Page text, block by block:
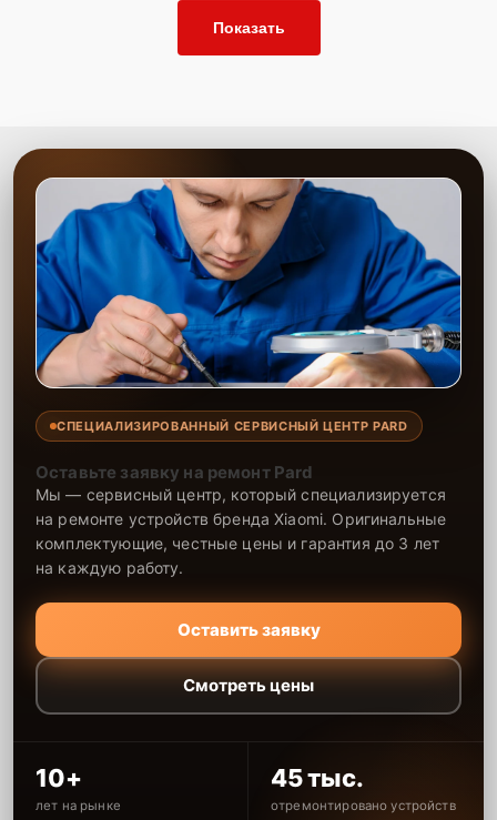
Показать
СПЕЦИАЛИЗИРОВАННЫЙ СЕРВИСНЫЙ ЦЕНТР PARD
Оставьте заявку на ремонт Pard
Мы — сервисный центр, который специализируется
на ремонте устройств бренда Xiaomi. Оригинальные
комплектующие, честные цены и гарантия до 3 лет
на каждую работу.
Оставить заявку
Смотреть цены
10+
лет на рынке
45 тыс.
отремонтировано устройств